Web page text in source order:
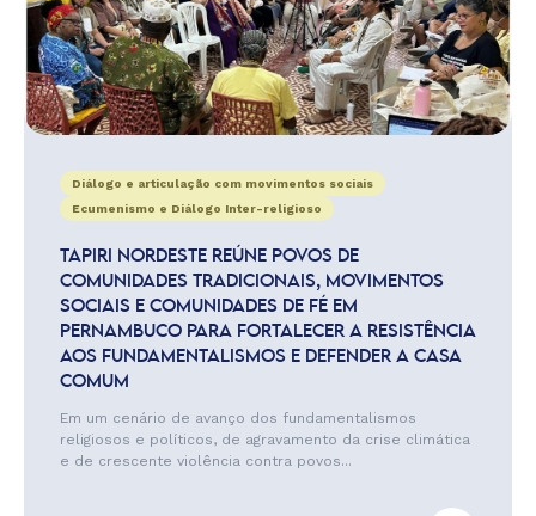
Diálogo e articulação com movimentos sociais
Ecumenismo e Diálogo Inter-religioso
TAPIRI NORDESTE REÚNE POVOS DE
COMUNIDADES TRADICIONAIS, MOVIMENTOS
SOCIAIS E COMUNIDADES DE FÉ EM
PERNAMBUCO PARA FORTALECER A RESISTÊNCIA
AOS FUNDAMENTALISMOS E DEFENDER A CASA
COMUM
Em um cenário de avanço dos fundamentalismos
religiosos e políticos, de agravamento da crise climática
e de crescente violência contra povos...